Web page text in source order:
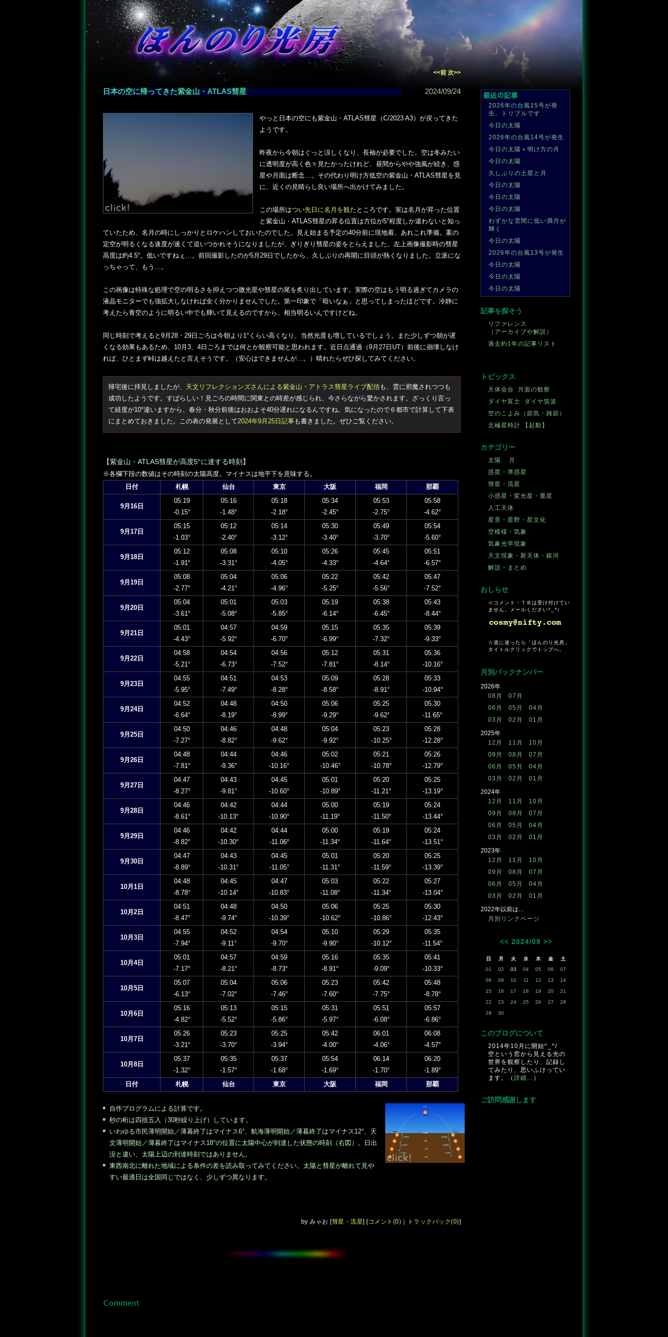
<<前 次>>
日本の空に帰ってきた紫金山・ATLAS彗星
2024/09/24
やっと日本の空にも紫金山・ATLAS彗星（C/2023 A3）が戻ってきた
ようです。
昨夜から今朝はぐっと涼しくなり、長袖が必要でした。空は冬みたい
に透明度が高く色々見たかったけれど、昼間からやや強風が続き、惑
星や月面は断念…。その代わり明け方低空の紫金山・ATLAS彗星を見
に、近くの見晴らし良い場所へ出かけてみました。
この場所はつい先日に名月を観た ところです。実は名月が昇った位置
と紫金山・ATLAS彗星の昇る位置は方位が5°程度しか違わないと知っ
ていたため、名月の時にしっかりとロケハンしておいたのでした。見え始まる予定の40分前に現地着、あれこれ準備。案の
定空が明るくなる速度が速くて追いつかれそうになりましたが、ぎりぎり彗星の姿をとらえました。左上画像撮影時の彗星
高度は約4.5°。低いですねぇ…。前回撮影したのが5月29日でしたから、久しぶりの再開に目頭が熱くなりました。立派にな
っちゃって、もう…。
この画像は特殊な処理で空の明るさを抑えつつ微光星や彗星の尾を炙り出しています。実際の空はもう明る過ぎてカメラの
液晶モニターでも強拡大しなければ全く分かりませんでした。第一印象で「暗いなぁ」と思ってしまったほどです。冷静に
考えたら青空のように明るい中でも輝いて見えるのですから、相当明るいんですけどね。
同じ時刻で考えると9月28・29日ごろは今朝より1°くらい高くなり、当然光度も増しているでしょう。また少しずつ朝が遅
くなる効果もあるため、10月3、4日ごろまでは何とか観察可能と思われます。近日点通過（9月27日UT）前後に崩壊しなけ
れば、ひとまず峠は越えたと言えそうです。（安心はできませんが…。）晴れたらぜひ探してみてください。
帰宅後に拝見しましたが、 天文リフレクションズさんによる紫金山・アトラス彗星ライブ配信も、雲に邪魔されつつも
成功したようです。すばらしい！見ごろの時間に関東との時差が感じられ、今さらながら驚かされます。ざっくり言っ
て経度が10°違いますから、春分・秋分前後はおおよそ40分遅れになるんですね。気になったので６都市で計算して下表
にまとめておきました。この表の発展として2024年9月25日記事も書きました。ぜひご覧ください。
【紫金山・ATLAS彗星が高度5°に達する時刻】
※各欄下段の数値はその時刻の太陽高度。マイナスは地平下を意味する。
日付
札幌 仙台 東京 大阪 福岡 那覇
9月16日
05:19
-0.15°
05:16
-1.48°
05:18
-2.18°
05:34
-2.45°
05:53
-2.75°
05:58
-4.62°
9月17日
05:15
-1.03°
05:12
-2.40°
05:14
-3.12°
05:30
-3.40°
05:49
-3.70°
05:54
-5.60°
9月18日
05:12
-1.91°
05:08
-3.31°
05:10
-4.05°
05:26
-4.33°
05:45
-4.64°
05:51
-6.57°
9月19日
05:08
-2.77°
05:04
-4.21°
05:06
-4.96°
05:22
-5.25°
05:42
-5.56°
05:47
-7.52°
9月20日
05:04
-3.61°
05:01
-5.08°
05:03
-5.85°
05:19
-6.14°
05:38
-6.45°
05:43
-8.44°
9月21日
05:01
-4.43°
04:57
-5.92°
04:59
-6.70°
05:15
-6.99°
05:35
-7.32°
05:39
-9.33°
9月22日
04:58
-5.21°
04:54
-6.73°
04:56
-7.52°
05:12
-7.81°
05:31
-8.14°
05:36
-10.16°
9月23日
04:55
-5.95°
04:51
-7.49°
04:53
-8.28°
05:09
-8.58°
05:28
-8.91°
05:33
-10.94°
9月24日
04:52
-6.64°
04:48
-8.19°
04:50
-8.99°
05:06
-9.29°
05:25
-9.62°
05:30
-11.65°
9月25日
04:50
-7.27°
04:46
-8.82°
04:48
-9.62°
05:04
-9.92°
05:23
-10.25°
05:28
-12.28°
9月26日
04:48
-7.81°
04:44
-9.36°
04:46
-10.16°
05:02
-10.46°
05:21
-10.78°
05:26
-12.79°
9月27日
04:47
-8.27°
04:43
-9.81°
04:45
-10.60°
05:01
-10.89°
05:20
-11.21°
05:25
-13.19°
9月28日
04:46
-8.61°
04:42
-10.13°
04:44
-10.90°
05:00
-11.19°
05:19
-11.50°
05:24
-13.44°
9月29日
04:46
-8.82°
04:42
-10.30°
04:44
-11.06°
05:00
-11.34°
05:19
-11.64°
05:24
-13.51°
9月30日
04:47
-8.89°
04:43
-10.31°
04:45
-11.05°
05:01
-11.31°
05:20
-11.59°
05:25
-13.39°
10月1日
04:48
-8.78°
04:45
-10.14°
04:47
-10.83°
05:03
-11.08°
05:22
-11.34°
05:27
-13.04°
10月2日
04:51
-8.47°
04:48
-9.74°
04:50
-10.39°
05:06
-10.62°
05:25
-10.86°
05:30
-12.43°
10月3日
04:55
-7.94°
04:52
-9.11°
04:54
-9.70°
05:10
-9.90°
05:29
-10.12°
05:35
-11.54°
10月4日
05:01
-7.17°
04:57
-8.21°
04:59
-8.73°
05:16
-8.91°
05:35
-9.09°
05:41
-10.33°
10月5日
05:07
-6.13°
05:04
-7.02°
05:06
-7.46°
05:23
-7.60°
05:42
-7.75°
05:48
-8.78°
10月6日
05:16
-4.82°
05:13
-5.52°
05:15
-5.86°
05:31
-5.97°
05:51
-6.08°
05:57
-6.86°
10月7日
05:26
-3.21°
05:23
-3.70°
05:25
-3.94°
05:42
-4.00°
06:01
-4.06°
06:08
-4.57°
10月8日
05:37
-1.32°
05:35
-1.57°
05:37
-1.68°
05:54
-1.69°
06:14
-1.70°
06:20
-1.89°
日付
札幌 仙台 東京 大阪 福岡 那覇
自作プログラムによる計算です。
秒の桁は四捨五入（30秒繰り上げ）しています。
いわゆる市民薄明開始／薄暮終了はマイナス6°、航海薄明開始／薄暮終了はマイナス12°、天
文薄明開始／薄暮終了はマイナス18°の位置に太陽中心が到達した状態の時刻（右図）。日出
没と違い、太陽上辺の到達時刻ではありません。
東西南北に離れた地域による条件の差を読み取ってみてください。太陽と彗星が離れて見や
すい最適日は全国同じではなく、少しずつ異なります。
by みゃお [彗星・流星] [コメント(0) トラックバック(0)]
2026年の台風15号が発
生、トリプルです
今日の太陽
2026年の台風14号が発生
今日の太陽＋明け方の月
今日の太陽
久しぶりの土星と月
今日の太陽
今日の太陽
今日の太陽
わずかな雲間に低い満月が
輝く
今日の太陽
2026年の台風13号が発生
今日の太陽
今日の太陽
今日の太陽
記事を探そう
リファレンス
（アーカイブや解説）
過去約1年の記事リスト
トピックス
天体会合
月面の観察
ダイヤ富士
ダイヤ筑波
空のこよみ（節気・雑節）
北極星時計
【起動】
カテゴリー
太陽
月
惑星・準惑星
彗星・流星
小惑星・変光星・重星
人工天体
星景・星野・星文化
空模様・気象
気象光学現象
天文現象・新天体・銀河
解説・まとめ
おしらせ
☆コメント・ＴＢは受け付けてい
ません。メールください^_^/
☆道に迷ったら「ほんのり光房」
タイトルクリックでトップへ。
月別バックナンバー
2026年
08月
07月
06月
05月
04月
03月
02月
01月
2025年
12月
11月
10月
09月
08月
07月
06月
05月
04月
03月
02月
01月
2024年
12月
11月
10月
09月
08月
07月
06月
05月
04月
03月
02月
01月
2023年
12月
11月
10月
09月
08月
07月
06月
05月
04月
03月
02月
01月
2022年以前は…
月別リンクページ
<< 2024/09 >>
日 月 火 水 木 金
土
01
02 03 04 05 06
07
08
09 10 11 12 13
14
15
16 17 18 19 20
21
22
23 24 25 26 27
28
29
30
このブログについて
2014年10月に開始^_^/
空という窓から見える光の
世界を観察したり、記録し
てみたり、思いふけってい
ます。（ 詳細… ）
ご訪問感謝します